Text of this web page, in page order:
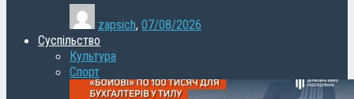
zapsich, 07/08/2026
Суспільство
Культура
Спорт